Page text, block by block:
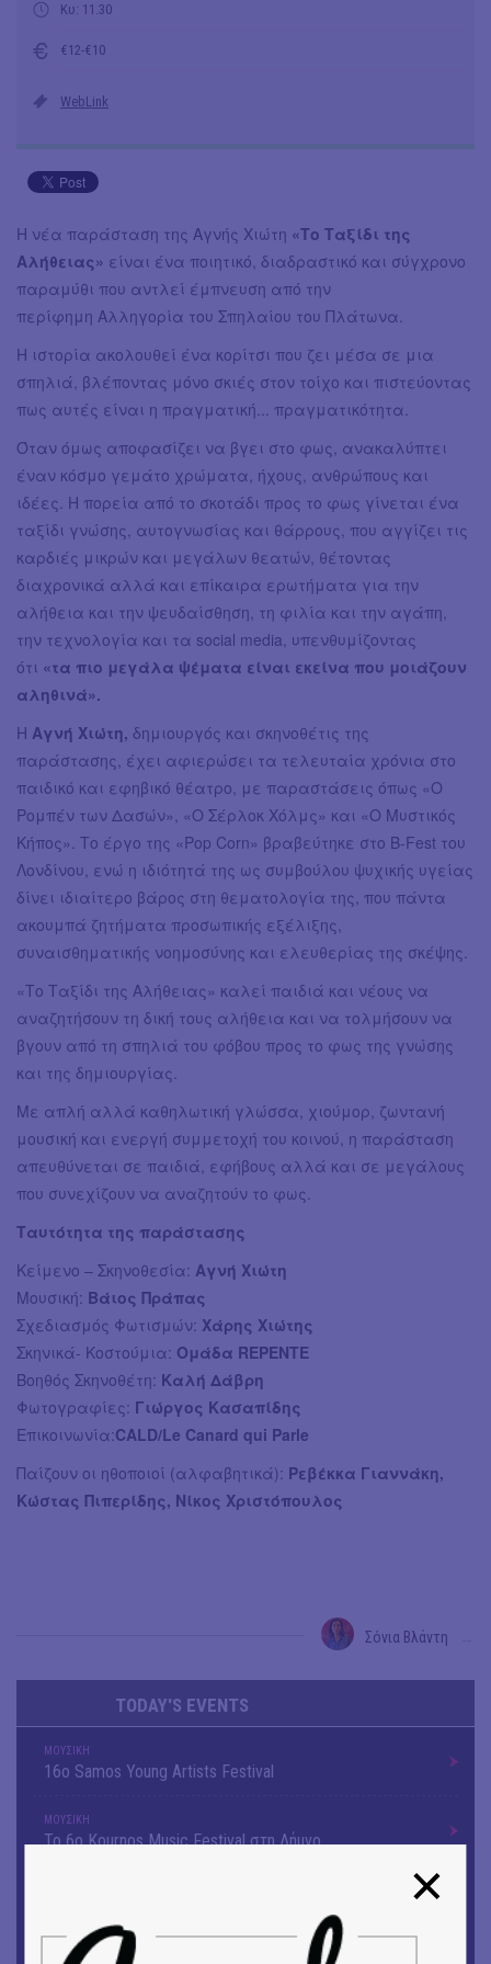
Κυ: 11.30
€12-€10
WebLink
Η νέα παράσταση της Αγνής Χιώτη «Το Ταξίδι της
Αλήθειας» είναι ένα ποιητικό, διαδραστικό και σύγχρονο
παραμύθι που αντλεί έμπνευση από την
περίφημη Αλληγορία του Σπηλαίου του Πλάτωνα.
Η ιστορία ακολουθεί ένα κορίτσι που ζει μέσα σε μια
σπηλιά, βλέποντας μόνο σκιές στον τοίχο και πιστεύοντας
πως αυτές είναι η πραγματική... πραγματικότητα.
Όταν όμως αποφασίζει να βγει στο φως, ανακαλύπτει
έναν κόσμο γεμάτο χρώματα, ήχους, ανθρώπους και
ιδέες. Η πορεία από το σκοτάδι προς το φως γίνεται ένα
ταξίδι γνώσης, αυτογνωσίας και θάρρους, που αγγίζει τις
καρδιές μικρών και μεγάλων θεατών, θέτοντας
διαχρονικά αλλά και επίκαιρα ερωτήματα για την
αλήθεια και την ψευδαίσθηση, τη φιλία και την αγάπη,
την τεχνολογία και τα social media, υπενθυμίζοντας
ότι «τα πιο μεγάλα ψέματα είναι εκείνα που μοιάζουν
αληθινά».
Η Αγνή Χιώτη, δημιουργός και σκηνοθέτις της
παράστασης, έχει αφιερώσει τα τελευταία χρόνια στο
παιδικό και εφηβικό θέατρο, με παραστάσεις όπως «Ο
Ρομπέν των Δασών», «Ο Σέρλοκ Χόλμς» και «Ο Μυστικός
Κήπος». Το έργο της «Pop Corn» βραβεύτηκε στο B-Fest του
Λονδίνου, ενώ η ιδιότητά της ως συμβούλου ψυχικής υγείας
δίνει ιδιαίτερο βάρος στη θεματολογία της, που πάντα
ακουμπά ζητήματα προσωπικής εξέλιξης,
συναισθηματικής νοημοσύνης και ελευθερίας της σκέψης.
«Το Ταξίδι της Αλήθειας» καλεί παιδιά και νέους να
αναζητήσουν τη δική τους αλήθεια και να τολμήσουν να
βγουν από τη σπηλιά του φόβου προς το φως της γνώσης
και της δημιουργίας.
Με απλή αλλά καθηλωτική γλώσσα, χιούμορ, ζωντανή
μουσική και ενεργή συμμετοχή του κοινού, η παράσταση
απευθύνεται σε παιδιά, εφήβους αλλά και σε μεγάλους
που συνεχίζουν να αναζητούν το φως.
Ταυτότητα της παράστασης
Κείμενο – Σκηνοθεσία: Αγνή Χιώτη
Μουσική: Βάιος Πράπας
Σχεδιασμός Φωτισμών: Χάρης Χιώτης
Σκηνικά- Kοστούμια: Ομάδα REPENTE
Βοηθός Σκηνοθέτη: Καλή Δάβρη
Φωτογραφίες: Γιώργος Κασαπίδης
Επικοινωνία:CALD/Le Canard qui Parle
Παίζουν οι ηθοποιοί (αλφαβητικά): Ρεβέκκα Γιαννάκη,
Κώστας Πιπερίδης, Νίκος Χριστόπουλος
Σόνια Βλάντη
TODAY'S EVENTS
ΜΟΥΣΙΚΗ
16o Samos Young Artists Festival
ΜΟΥΣΙΚΗ
Το 6ο Kournos Music Festival στη Λήμνο
«ΑΗ ΛΑΟΣ» | Ένα σκηνικό ρέκβιεμ για την ήττα ενός
λαού